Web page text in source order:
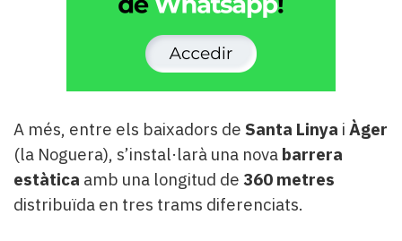
A més, entre els baixadors de Santa Linya i Àger
(la Noguera), s’instal·larà una nova barrera
estàtica amb una longitud de 360 metres
distribuïda en tres trams diferenciats.